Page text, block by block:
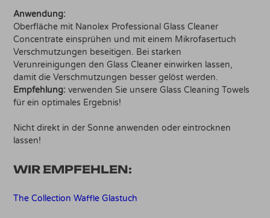
Anwendung:
Oberfläche mit Nanolex Professional Glass Cleaner
Concentrate einsprühen und mit einem Mikrofasertuch
Verschmutzungen beseitigen. Bei starken
Verunreinigungen den Glass Cleaner einwirken lassen,
damit die Verschmutzungen besser gelöst werden.
Empfehlung: verwenden Sie unsere Glass Cleaning Towels
für ein optimales Ergebnis!
Nicht direkt in der Sonne anwenden oder eintrocknen
lassen!
WIR EMPFEHLEN:
The Collection Waffle Glastuch